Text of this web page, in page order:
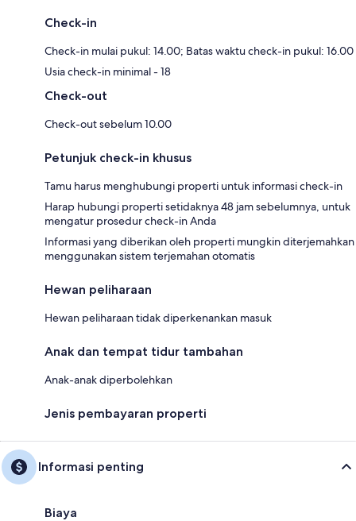
Check-in
Check-in mulai pukul: 14.00; Batas waktu check-in pukul: 16.00
Usia check-in minimal - 18
Check-out
Check-out sebelum 10.00
Petunjuk check-in khusus
Tamu harus menghubungi properti untuk informasi check-in
Harap hubungi properti setidaknya 48 jam sebelumnya, untuk
mengatur prosedur check-in Anda
Informasi yang diberikan oleh properti mungkin diterjemahkan
menggunakan sistem terjemahan otomatis
Hewan peliharaan
Hewan peliharaan tidak diperkenankan masuk
Anak dan tempat tidur tambahan
Anak-anak diperbolehkan
Jenis pembayaran properti
Informasi penting
Biaya